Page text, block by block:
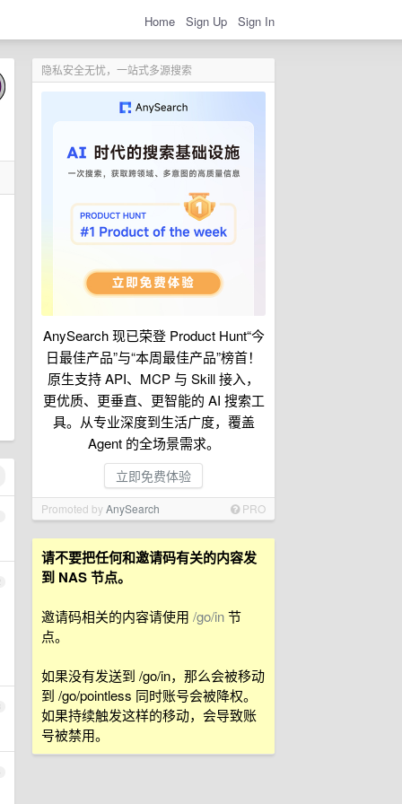
Home Sign Up Sign In
隐私安全无忧，一站式多源搜索
AnySearch 现已荣登 Product Hunt“今
日最佳产品”与“本周最佳产品”榜首！
原生支持 API、MCP 与 Skill 接入，
更优质、更垂直、更智能的 AI 搜索工
具。从专业深度到生活广度，覆盖
Agent 的全场景需求。
立即免费体验
Promoted byAnySearch PRO
请不要把任何和邀请码有关的内容发
到 NAS 节点。
邀请码相关的内容请使用 /go/in节
点。
如果没有发送到 /go/in，那么会被移动
到 /go/pointless 同时账号会被降权。
如果持续触发这样的移动，会导致账
号被禁用。